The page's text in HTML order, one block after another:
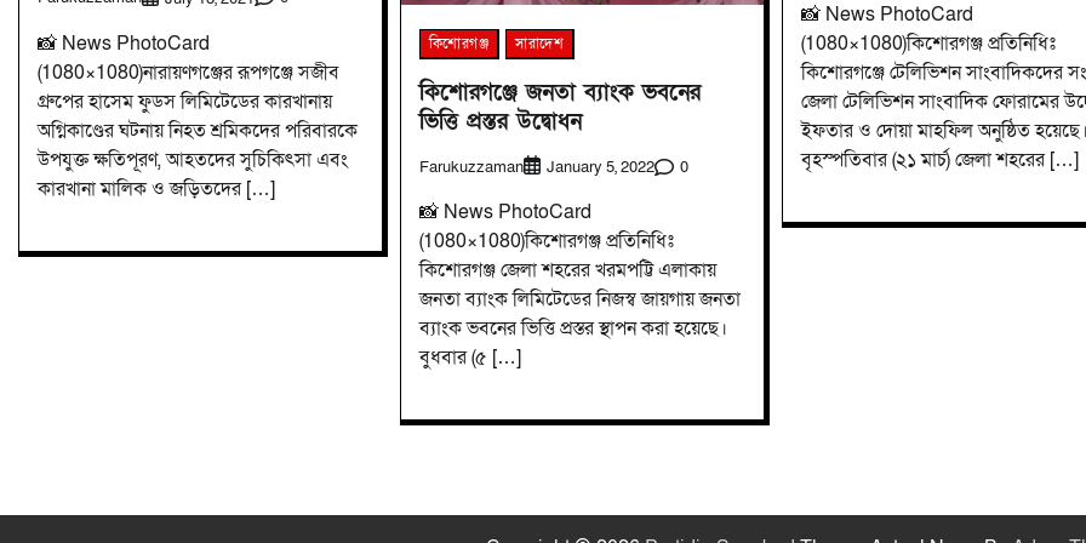
📸 News PhotoCard
(1080×1080)নারায়ণগঞ্জের রূপগঞ্জে সজীব
গ্রুপের হাসেম ফুডস লিমিটেডের কারখানায়
অগ্নিকাণ্ডের ঘটনায় নিহত শ্রমিকদের পরিবারকে
উপযুক্ত ক্ষতিপূরণ, আহতদের সুচিকিৎসা এবং
কারখানা মালিক ও জড়িতদের […]
কিশোরগঞ্জ সারাদেশ
কিশোরগঞ্জে জনতা ব্যাংক ভবনের
ভিত্তি প্রস্তর উদ্বোধন
Farukuzzaman January 5, 2022 0
📸 News PhotoCard
(1080×1080)কিশোরগঞ্জ প্রতিনিধিঃ
কিশোরগঞ্জ জেলা শহরের খরমপট্টি এলাকায়
জনতা ব্যাংক লিমিটেডের নিজস্ব জায়গায় জনতা
ব্যাংক ভবনের ভিত্তি প্রস্তর স্থাপন করা হয়েছে।
বুধবার (৫ […]
📸 News PhotoCard
(1080×1080)কিশোরগঞ্জ প্রতিনিধিঃ
কিশোরগঞ্জে টেলিভিশন সাংবাদিকদের
জেলা টেলিভিশন সাংবাদিক ফোরামের
ইফতার ও দোয়া মাহফিল অনুষ্ঠিত হয়েছে।
বৃহস্পতিবার (২১ মার্চ) জেলা শহরের […]